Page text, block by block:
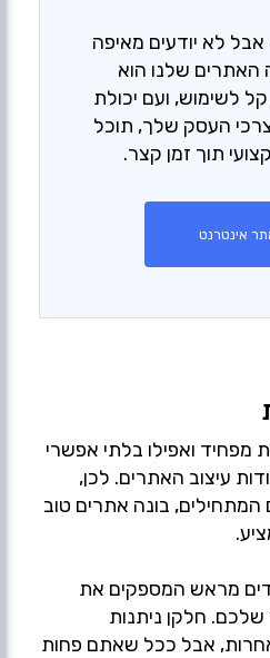
לא יודעים מאיפה
האתרים שלנו הוא
לשימוש, ועם יכולת
העסק שלך, תוכל
תוך זמן קצר.
אינטרנט
מפחיד ואפילו בלתי אפשרי
עיצוב האתרים. לכן,
המתחילים, בונה אתרים טוב
מראש המספקים את
חלקן ניתנות
אבל ככל שאתם פחות